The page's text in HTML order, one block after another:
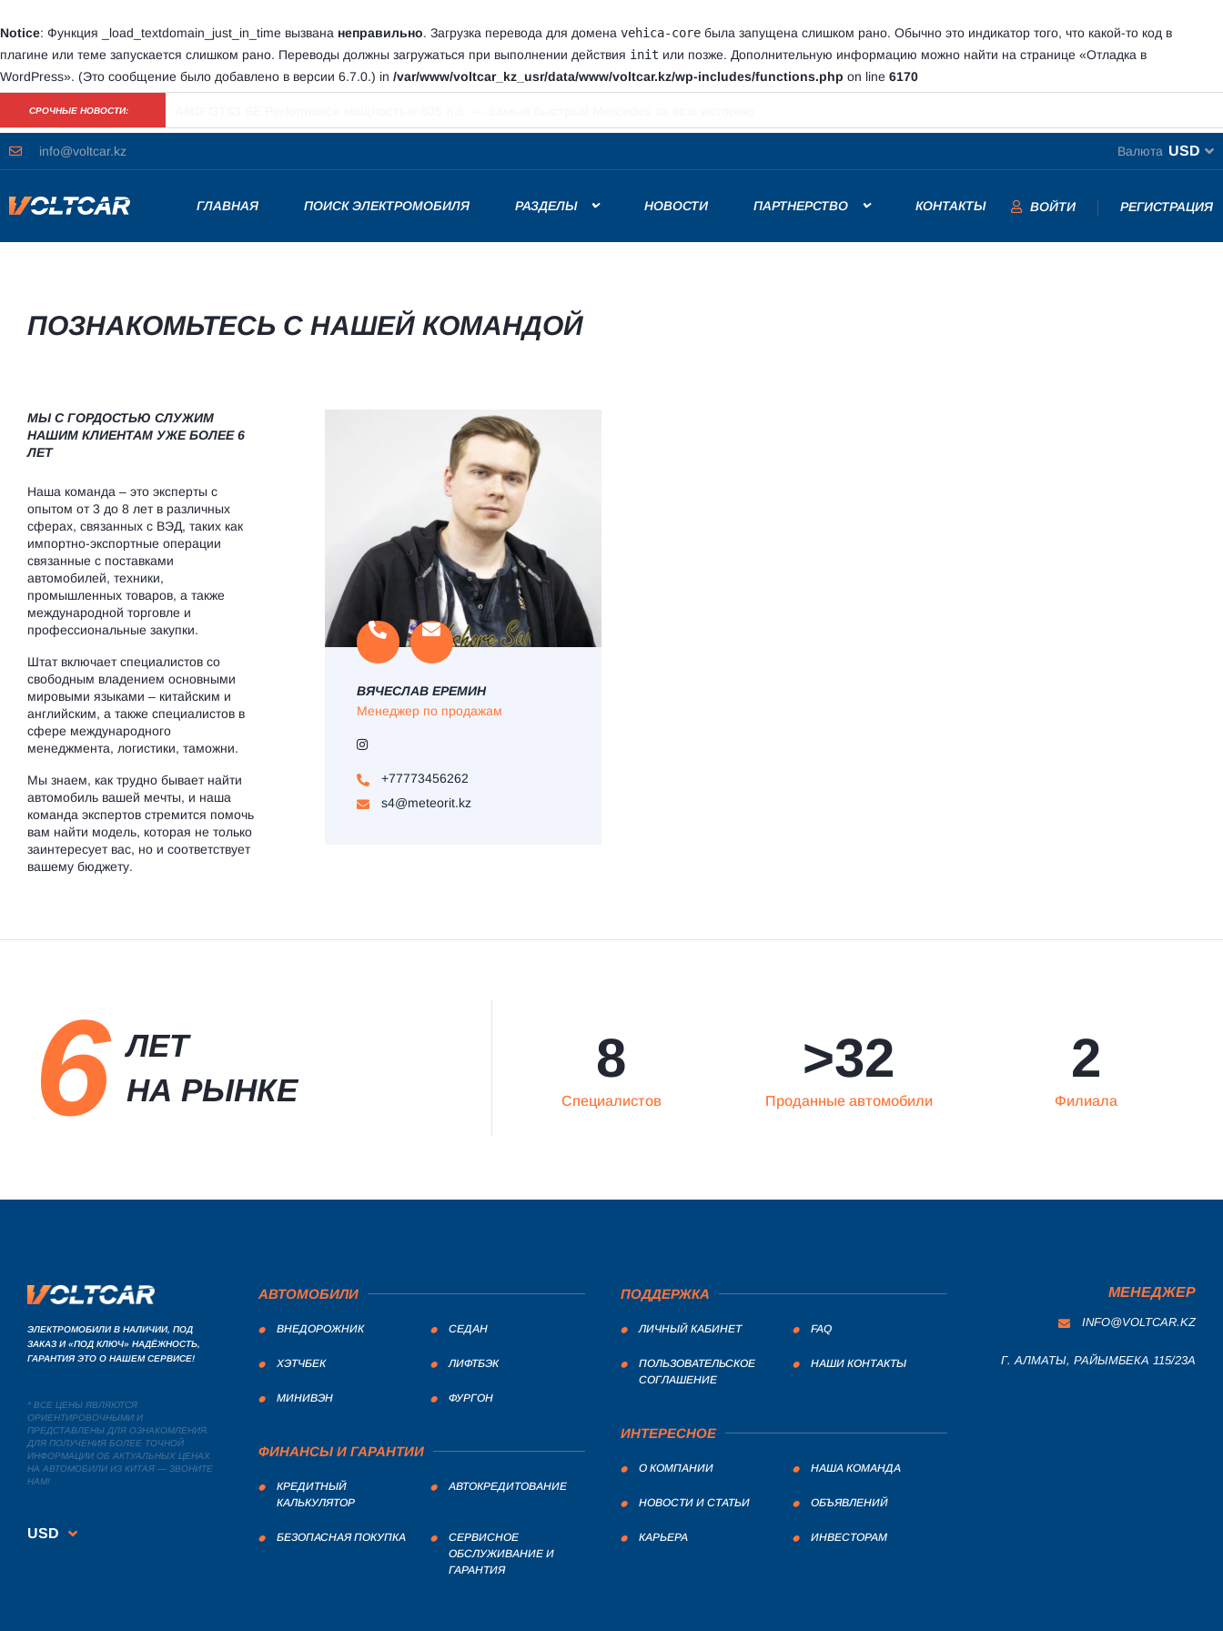
Notice: Функция _load_textdomain_just_in_time вызвана неправильно. Загрузка перевода для домена vehica-core была запущена слишком рано. Обычно это индикатор того, что какой-то код в
плагине или теме запускается слишком рано. Переводы должны загружаться при выполнении действия init или позже. Дополнительную информацию можно найти на странице «Отладка в
WordPress». (Это сообщение было добавлено в версии 6.7.0.) in /var/www/voltcar_kz_usr/data/www/voltcar.kz/wp-includes/functions.php on line 6170
СРОЧНЫЕ НОВОСТИ:
info@voltcar.kz Валюта USD
ГЛАВНАЯ ПОИСК ЭЛЕКТРОМОБИЛЯ РАЗДЕЛЫ НОВОСТИ ПАРТНЕРСТВО КОНТАКТЫ ВОЙТИ РЕГИСТРАЦИЯ
ПОЗНАКОМЬТЕСЬ С НАШЕЙ КОМАНДОЙ
МЫ С ГОРДОСТЬЮ СЛУЖИМ
НАШИМ КЛИЕНТАМ УЖЕ БОЛЕЕ 6
ЛЕТ
Наша команда – это эксперты с
опытом от 3 до 8 лет в различных
сферах, связанных с ВЭД, таких как
импортно-экспортные операции
связанные с поставками
автомобилей, техники,
промышленных товаров, а также
международной торговле и
профессиональные закупки.
Штат включает специалистов со
свободным владением основными
мировыми языками – китайским и
английским, а также специалистов в
сфере международного
менеджмента, логистики, таможни.
Мы знаем, как трудно бывает найти
автомобиль вашей мечты, и наша
команда экспертов стремится помочь
вам найти модель, которая не только
заинтересует вас, но и соответствует
вашему бюджету.
ВЯЧЕСЛАВ ЕРЕМИН
Менеджер по продажам
+77773456262
s4@meteorit.kz
6 ЛЕТ
НА РЫНКЕ
Специалистов
8
Проданные автомобили
>32
Филиала
2
ЭЛЕКТРОМОБИЛИ В НАЛИЧИИ, ПОД
ЗАКАЗ И «ПОД КЛЮЧ» НАДЁЖНОСТЬ,
ГАРАНТИЯ ЭТО О НАШЕМ СЕРВИСЕ!
* ВСЕ ЦЕНЫ ЯВЛЯЮТСЯ
ОРИЕНТИРОВОЧНЫМИ И
ПРЕДСТАВЛЕНЫ ДЛЯ ОЗНАКОМЛЕНИЯ.
ДЛЯ ПОЛУЧЕНИЯ БОЛЕЕ ТОЧНОЙ
ИНФОРМАЦИИ ОБ АКТУАЛЬНЫХ ЦЕНАХ
НА АВТОМОБИЛИ ИЗ КИТАЯ — ЗВОНИТЕ
НАМ!
USD
АВТОМОБИЛИ
ВНЕДОРОЖНИК СЕДАН
ХЭТЧБЕК ЛИФТБЭК
МИНИВЭН ФУРГОН
ФИНАНСЫ И ГАРАНТИИ
КРЕДИТНЫЙ
КАЛЬКУЛЯТОР
АВТОКРЕДИТОВАНИЕ
БЕЗОПАСНАЯ ПОКУПКА
СЕРВИСНОЕ
ОБСЛУЖИВАНИЕ И
ГАРАНТИЯ
ПОДДЕРЖКА
ЛИЧНЫЙ КАБИНЕТ FAQ
ПОЛЬЗОВАТЕЛЬСКОЕ
СОГЛАШЕНИЕ
НАШИ КОНТАКТЫ
ИНТЕРЕСНОЕ
О КОМПАНИИ НАША КОМАНДА
НОВОСТИ И СТАТЬИ ОБЪЯВЛЕНИЙ
КАРЬЕРА ИНВЕСТОРАМ
МЕНЕДЖЕР
INFO@VOLTCAR.KZ
Г. АЛМАТЫ, РАЙЫМБЕКА 115/23A